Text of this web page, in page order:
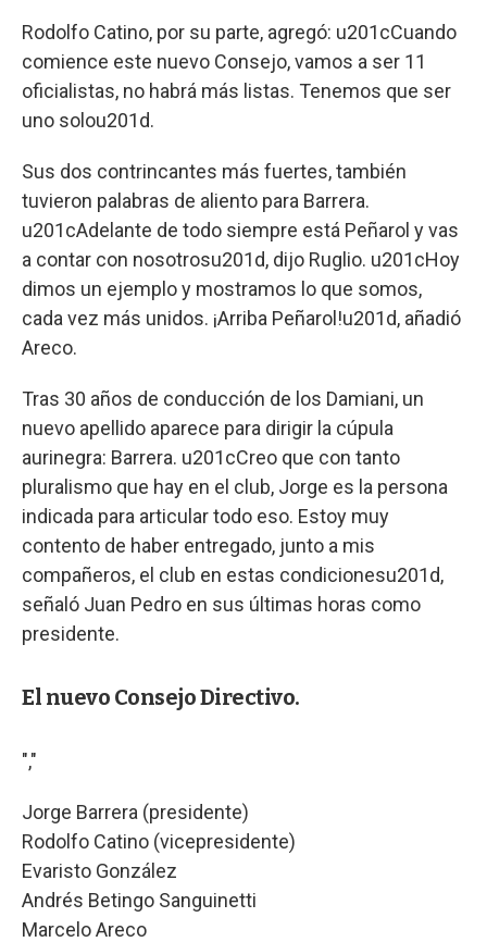
Rodolfo Catino, por su parte, agregó: u201cCuando
comience este nuevo Consejo, vamos a ser 11
oficialistas, no habrá más listas. Tenemos que ser
uno solou201d.
Sus dos contrincantes más fuertes, también
tuvieron palabras de aliento para Barrera.
u201cAdelante de todo siempre está Peñarol y vas
a contar con nosotrosu201d, dijo Ruglio. u201cHoy
dimos un ejemplo y mostramos lo que somos,
cada vez más unidos. ¡Arriba Peñarol!u201d, añadió
Areco.
Tras 30 años de conducción de los Damiani, un
nuevo apellido aparece para dirigir la cúpula
aurinegra: Barrera. u201cCreo que con tanto
pluralismo que hay en el club, Jorge es la persona
indicada para articular todo eso. Estoy muy
contento de haber entregado, junto a mis
compañeros, el club en estas condicionesu201d,
señaló Juan Pedro en sus últimas horas como
presidente.
El nuevo Consejo Directivo.
","
Jorge Barrera (presidente)
Rodolfo Catino (vicepresidente)
Evaristo González
Andrés Betingo Sanguinetti
Marcelo Areco